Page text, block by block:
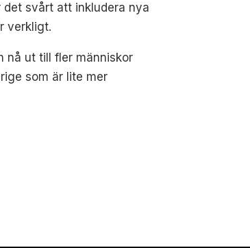
det svårt att inkludera nya
verkligt.
nå ut till fler människor
som är lite mer